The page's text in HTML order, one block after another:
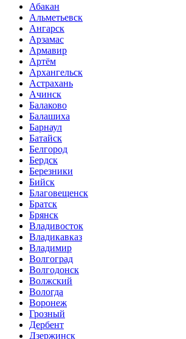
Абакан
Альметьевск
Ангарск
Арзамас
Армавир
Артём
Архангельск
Астрахань
Ачинск
Балаково
Балашиха
Барнаул
Батайск
Белгород
Бердск
Березники
Бийск
Благовещенск
Братск
Брянск
Владивосток
Владикавказ
Владимир
Волгоград
Волгодонск
Волжский
Вологда
Воронеж
Грозный
Дербент
Дзержинск